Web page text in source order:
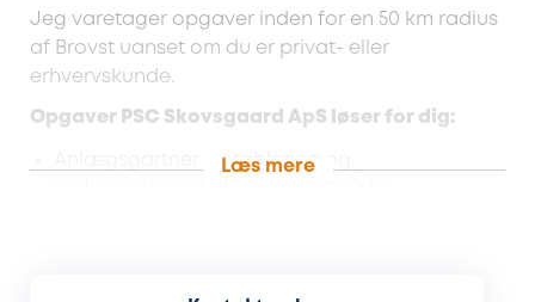
Jeg varetager opgaver inden for en 50 km radius
af Brovst uanset om du er privat- eller
erhvervskunde.
Opgaver PSC Skovsgaard ApS løser for dig:
Anlægsgartner – etablering og
Læs mere